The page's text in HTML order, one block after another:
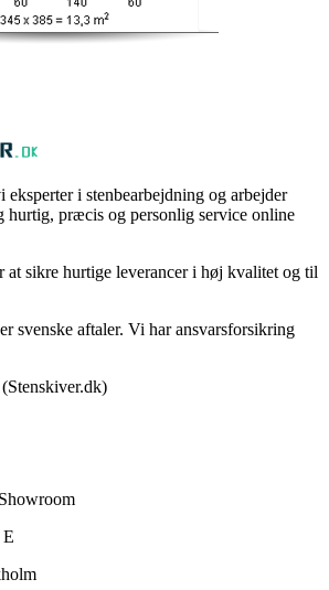
eksperter i stenbearbejdning og arbejder
hurtig, præcis og personlig service online
at sikre hurtige leverancer i høj kvalitet og til
svenske aftaler. Vi har ansvarsforsikring
E